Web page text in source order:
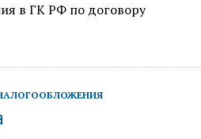
в ГК РФ по договору